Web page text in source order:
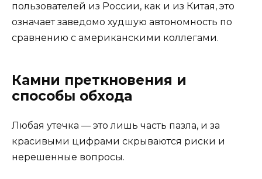
пользователей из России, как и из Китая, это
означает заведомо худшую автономность по
сравнению с американскими коллегами.
Камни преткновения и
способы обхода
Любая утечка — это лишь часть пазла, и за
красивыми цифрами скрываются риски и
нерешенные вопросы.